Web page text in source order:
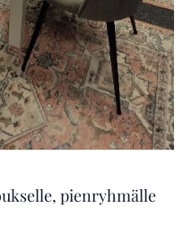
pienryhmälle